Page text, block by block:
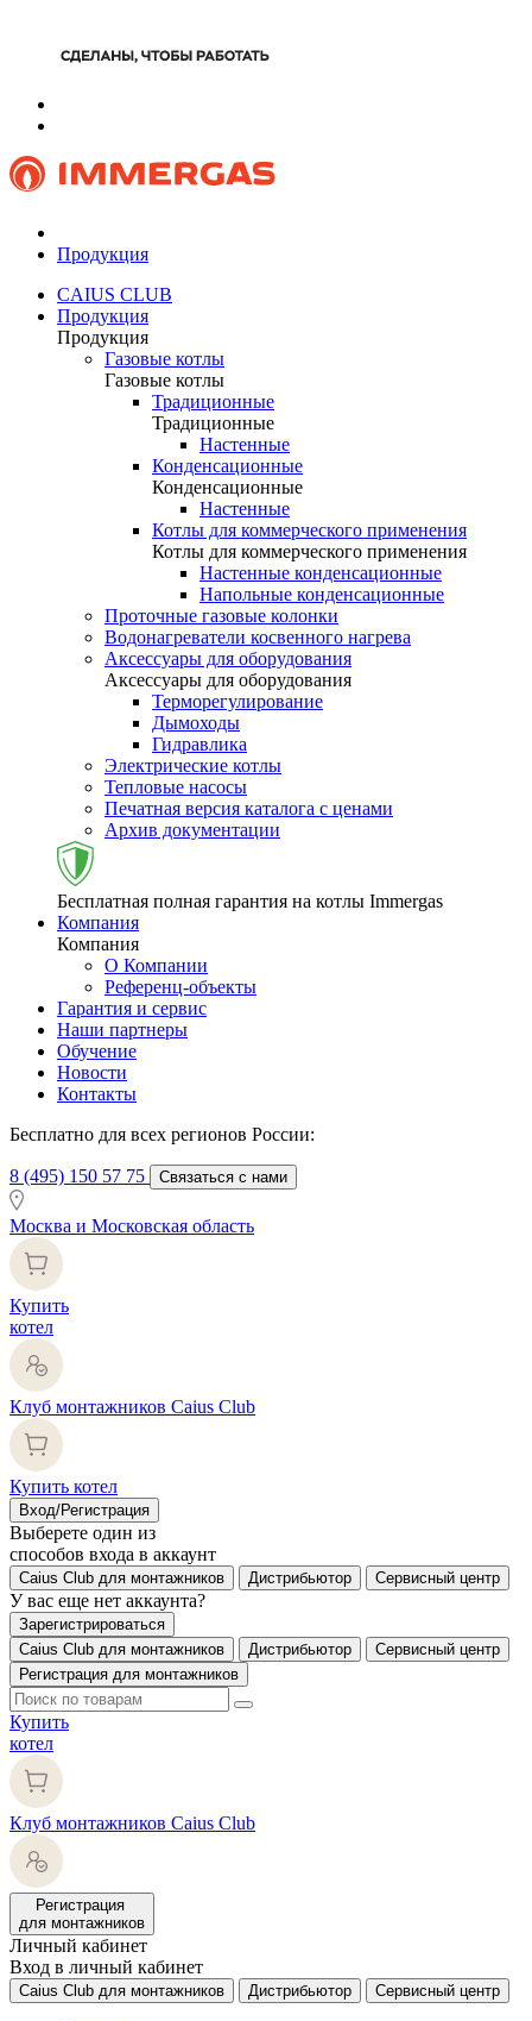
Продукция
CAIUS CLUB
Продукция
Продукция
Газовые котлы
Газовые котлы
Традиционные
Традиционные
Настенные
Конденсационные
Конденсационные
Настенные
Котлы для коммерческого применения
Котлы для коммерческого применения
Настенные конденсационные
Напольные конденсационные
Проточные газовые колонки
Водонагреватели косвенного нагрева
Аксессуары для оборудования
Аксессуары для оборудования
Терморегулирование
Дымоходы
Гидравлика
Электрические котлы
Тепловые насосы
Печатная версия каталога с ценами
Архив документации
Бесплатная полная гарантия на котлы Immergas
Компания
Компания
О Компании
Референц-объекты
Гарантия и сервис
Наши партнеры
Обучение
Новости
Контакты
Бесплатно для всех регионов России:
8 (495) 150 57 75 Связаться с нами
Москва и Московская область
Купить
котел
Клуб монтажников Caius Club
Купить котел
Вход/Регистрация
Выберете один из
способов входа в аккаунт
Caius Club для монтажников Дистрибьютор Сервисный центр
У вас еще нет аккаунта?
Зарегистрироваться
Caius Club для монтажников
Дистрибьютор
Сервисный центр
Регистрация для монтажников
Купить
котел
Клуб монтажников Caius Club
Регистрация
для монтажников
Личный кабинет
Вход в личный кабинет
Caius Club для монтажников Дистрибьютор Сервисный центр